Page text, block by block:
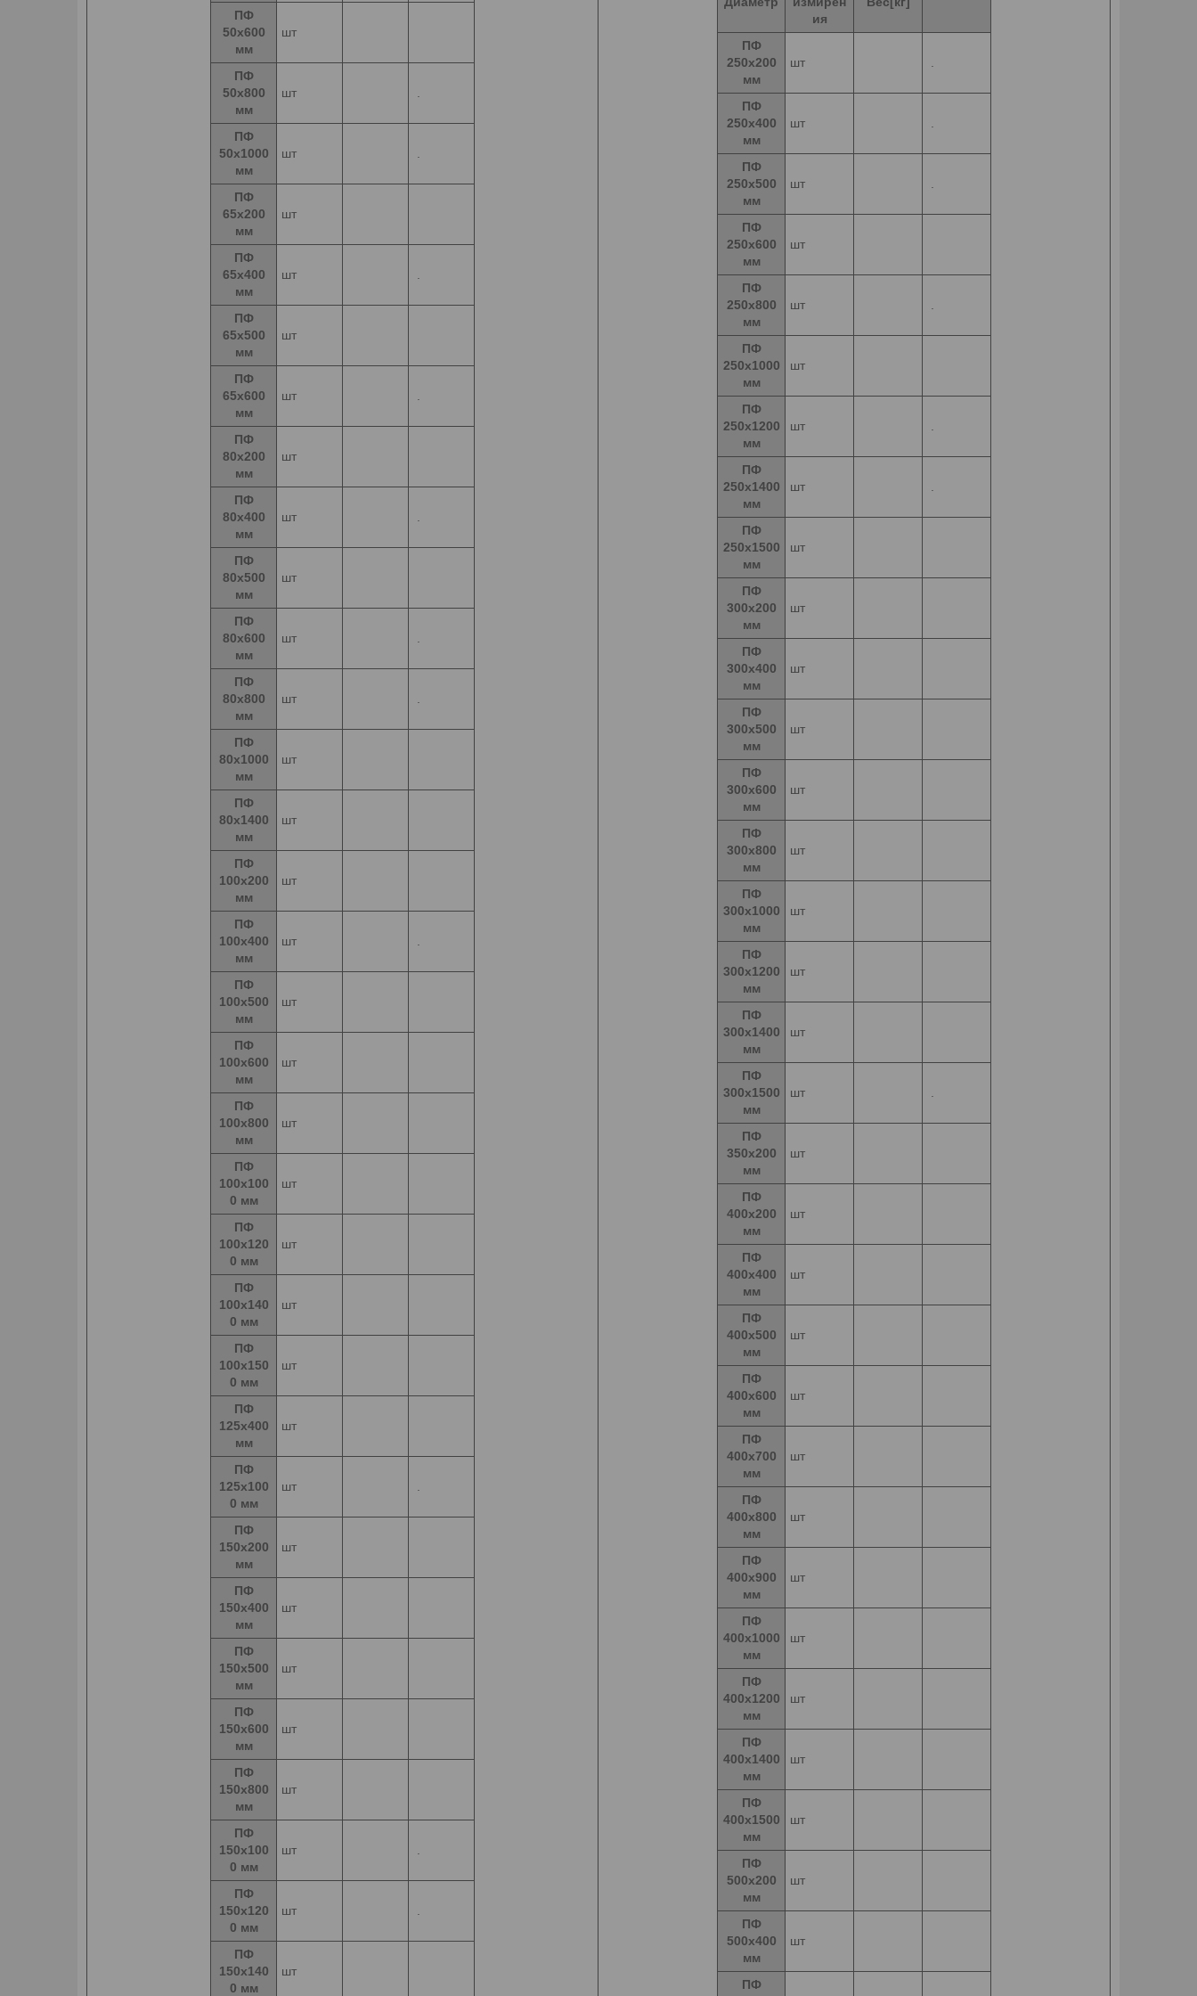
ПФ
50х600
мм
шт
ПФ
50х800
мм
шт
ПФ
50х1000
мм
шт
ПФ
65х200
мм
шт
ПФ
65х400
мм
шт
ПФ
65х500
мм
шт
ПФ
65х600
мм
шт
ПФ
80х200
мм
шт
ПФ
80х400
мм
шт
ПФ
80х500
мм
шт
ПФ
80х600
мм
шт
ПФ
80х800
мм
шт
ПФ
80х1000
мм
шт
ПФ
80х1400
мм
шт
ПФ
100х200
мм
шт
ПФ
100х400
мм
шт
ПФ
100х500
мм
шт
ПФ
100х600
мм
шт
ПФ
100х800
мм
шт
ПФ
100х100
0 мм
шт
ПФ
100х120
0 мм
шт
ПФ
100х140
0 мм
шт
ПФ
100х150
0 мм
шт
ПФ
125х400
мм
шт
ПФ
125х100
0 мм
шт
ПФ
150х200
мм
шт
ПФ
150х400
мм
шт
ПФ
150х500
мм
шт
ПФ
150х600
мм
шт
ПФ
150х800
мм
шт
ПФ
150х100
0 мм
шт
ПФ
150х120
0 мм
шт
ПФ
150х140
0 мм
шт
ия
ПФ
250х200
мм
шт
ПФ
250х400
мм
шт
ПФ
250х500
мм
шт
ПФ
250х600
мм
шт
ПФ
250х800
мм
шт
ПФ
250х1000
мм
шт
ПФ
250х1200
мм
шт
ПФ
250х1400
мм
шт
ПФ
250х1500
мм
шт
ПФ
300х200
мм
шт
ПФ
300х400
мм
шт
ПФ
300х500
мм
шт
ПФ
300х600
мм
шт
ПФ
300х800
мм
шт
ПФ
300х1000
мм
шт
ПФ
300х1200
мм
шт
ПФ
300х1400
мм
шт
ПФ
300х1500
мм
шт
ПФ
350х200
мм
шт
ПФ
400х200
мм
шт
ПФ
400х400
мм
шт
ПФ
400х500
мм
шт
ПФ
400х600
мм
шт
ПФ
400х700
мм
шт
ПФ
400х800
мм
шт
ПФ
400х900
мм
шт
ПФ
400х1000
мм
шт
ПФ
400х1200
мм
шт
ПФ
400х1400
мм
шт
ПФ
400х1500
мм
шт
ПФ
500х200
мм
шт
ПФ
500х400
мм
шт
ПФ